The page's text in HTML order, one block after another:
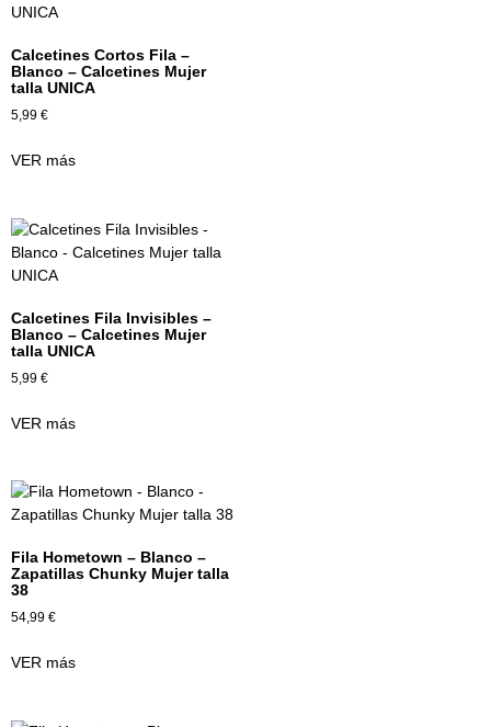
Calcetines Cortos Fila –
Blanco – Calcetines Mujer
talla UNICA
5,99 €
VER más
Calcetines Fila Invisibles –
Blanco – Calcetines Mujer
talla UNICA
5,99 €
VER más
Fila Hometown – Blanco –
Zapatillas Chunky Mujer talla
38
54,99 €
VER más